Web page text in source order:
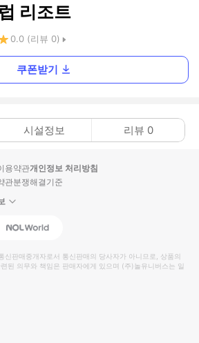
리조트
0.0 (리뷰 0)
쿠폰받기
시설정보 리뷰 0
용약관개인정보 처리방침
관분쟁해결기준
Interpark Global
신판매중개자로서 통신판매의 당사자가 아니므로, 상품의
된 의무와 책임은 판매자에게 있으며 (주)놀유니버스는 일